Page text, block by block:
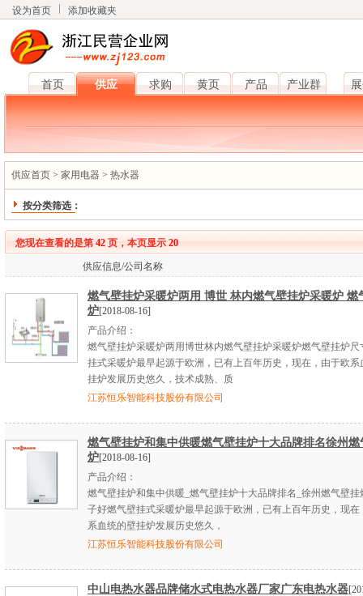
设为首页 添加收藏夹
首页 供应 求购 黄页 产品 产业群
供应首页 > 家用电器 > 热水器
按分类筛选：
您现在查看的是第 42 页，本页显示 20
供应信息/公司名称
燃气壁挂炉采暖炉两用 博世 林内燃气壁挂炉采暖炉 燃
炉[2018-08-16]
产品介绍：
燃气壁挂炉采暖炉两用博世林内燃气壁挂炉采暖炉燃气壁挂炉尺
挂式采暖炉最早起源于欧洲，已有上百年历史，现在，由于欧系
挂炉发展历史悠久，技术成熟、质
江苏恒乐智能科技股份有限公司
燃气壁挂炉和集中供暖燃气壁挂炉十大品牌排名徐州燃
炉[2018-08-16]
产品介绍：
燃气壁挂炉和集中供暖_燃气壁挂炉十大品牌排名_徐州燃气壁挂
子好燃气壁挂式采暖炉最早起源于欧洲，已有上百年历史，现在
系血统的壁挂炉发展历史悠久，
江苏恒乐智能科技股份有限公司
中山电热水器品牌储水式电热水器厂家广东电热水器